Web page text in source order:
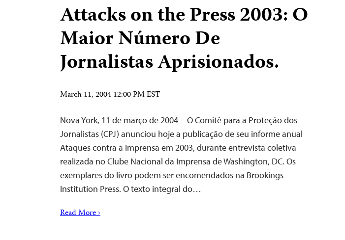
Attacks on the Press 2003: O
Maior Número De
Jornalistas Aprisionados.
March 11, 2004 12:00 PM EST
Nova York, 11 de março de 2004—O Comitê para a Proteção dos
Jornalistas (CPJ) anunciou hoje a publicação de seu informe anual
Ataques contra a imprensa em 2003, durante entrevista coletiva
realizada no Clube Nacional da Imprensa de Washington, DC. Os
exemplares do livro podem ser encomendados na Brookings
Institution Press. O texto integral do…
Read More ›